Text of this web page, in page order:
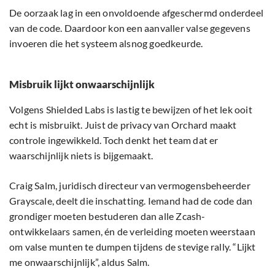
De oorzaak lag in een onvoldoende afgeschermd onderdeel
van de code. Daardoor kon een aanvaller valse gegevens
invoeren die het systeem alsnog goedkeurde.
Misbruik lijkt onwaarschijnlijk
Volgens Shielded Labs is lastig te bewijzen of het lek ooit
echt is misbruikt. Juist de privacy van Orchard maakt
controle ingewikkeld. Toch denkt het team dat er
waarschijnlijk niets is bijgemaakt.
Craig Salm, juridisch directeur van vermogensbeheerder
Grayscale, deelt die inschatting. Iemand had de code dan
grondiger moeten bestuderen dan alle Zcash-
ontwikkelaars samen, én de verleiding moeten weerstaan
om valse munten te dumpen tijdens de stevige rally. “Lijkt
me onwaarschijnlijk”, aldus Salm.